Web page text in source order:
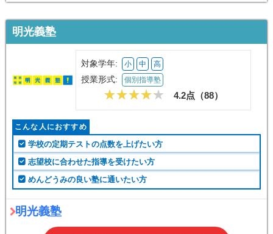
明光義塾
対象学年: 小 中 高
授業形式: 個別指導塾
4.2点（88）
こんな人におすすめ
学校の定期テストの点数を上げたい方
志望校に合わせた指導を受けたい方
めんどうみの良い塾に通いたい方
明光義塾